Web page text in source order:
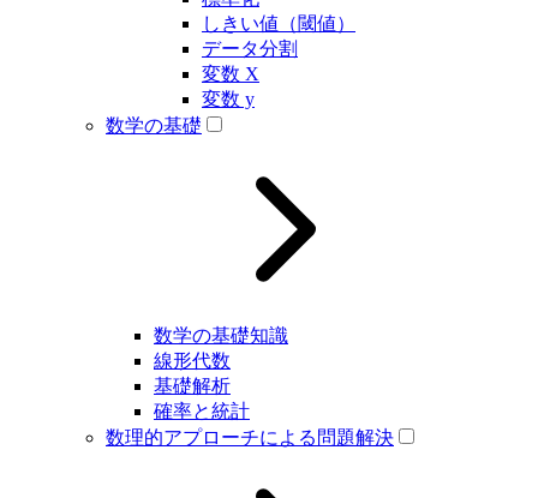
しきい値（閾値）
データ分割
変数 X
変数 y
数学の基礎
数学の基礎知識
線形代数
基礎解析
確率と統計
数理的アプローチによる問題解決